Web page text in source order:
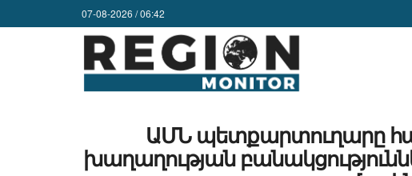
07-08-2026 / 06:42
ԱՄՆ պետքարտուղարը
խաղաղության